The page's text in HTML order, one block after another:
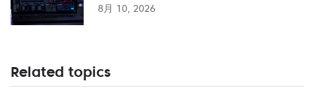
8月 10, 2026
Related topics